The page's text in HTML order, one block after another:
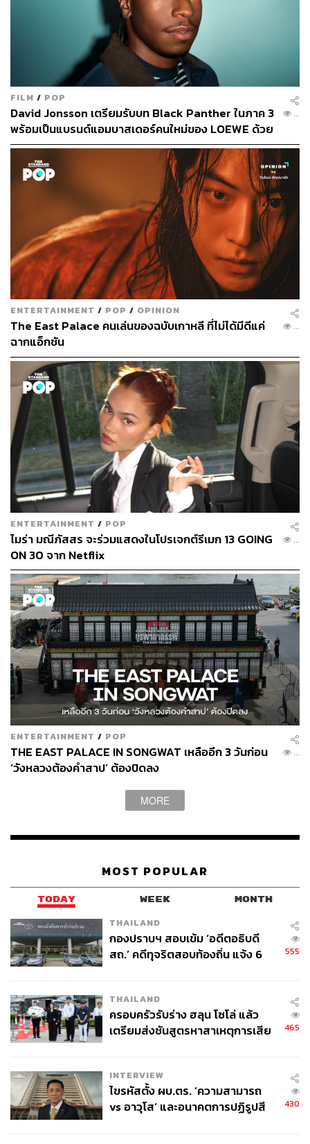
FILM / POP
David Jonsson เตรียมรับบท Black Panther ในภาค 3
พร้อมเป็นแบรนด์แอมบาสเดอร์คนใหม่ของ LOEWE ด้วย
...
ENTERTAINMENT / POP / OPINION
The East Palace คนเล่นของฉบับเกาหลี ที่ไม่ได้มีดีแค่
ฉากแอ็กชัน
...
ENTERTAINMENT / POP
ไมร่า มณีภัสสร จะร่วมแสดงในโปรเจกต์รีเมก 13 GOING
ON 30 จาก Netflix
...
ENTERTAINMENT / POP
THE EAST PALACE IN SONGWAT เหลืออีก 3 วันก่อน
‘วังหลวงต้องคำสาป’ ต้องปิดลง
...
MORE
MOST POPULAR
TODAY WEEK MONTH
THAILAND
กองปราบฯ สอบเข้ม ‘อดีตอธิบดี
สถ.’ คดีทุจริตสอบท้องถิ่น แจ้ง 6
555
THAILAND
ครอบครัวรับร่าง ฮลุน โซโล่ แล้ว
เตรียมส่งชันสูตรหาสาเหตุการเสีย
465
INTERVIEW
ไขรหัสตั้ง ผบ.ตร. ‘ความสามารถ
vs อาวุโส’ และอนาคตการปฏิรูปสี
430